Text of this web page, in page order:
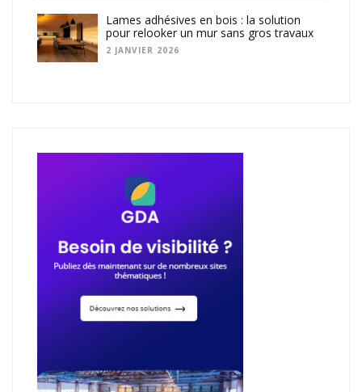
Lames adhésives en bois : la solution
pour relooker un mur sans gros travaux
2 JANVIER 2026